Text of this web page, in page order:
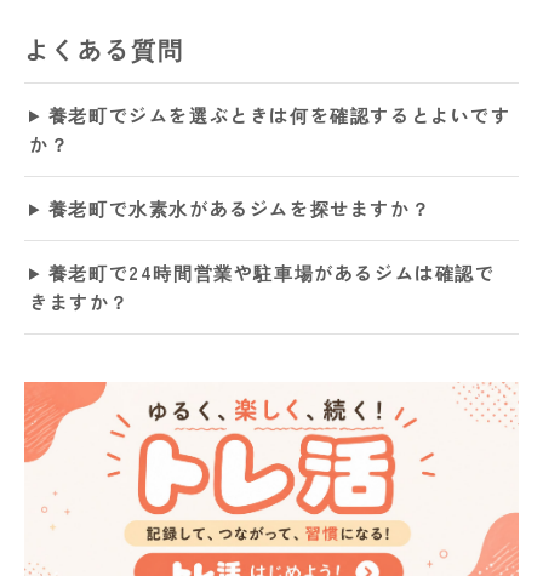
よくある質問
養老町でジムを選ぶときは何を確認するとよいです
か？
養老町で水素水があるジムを探せますか？
養老町で24時間営業や駐車場があるジムは確認で
きますか？